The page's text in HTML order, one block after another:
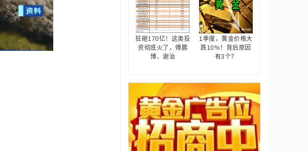
狂砸170亿！这类投
资彻底火了，傅鹏
博、谢治
1季度，黄金价格大
跌10%！背后原因
有3个？